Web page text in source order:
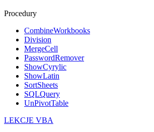
Procedury
CombineWorkbooks
Division
MergeCell
PasswordRemover
ShowCyrylic
ShowLatin
SortSheets
SQLQuery
UnPivotTable
LEKCJE VBA